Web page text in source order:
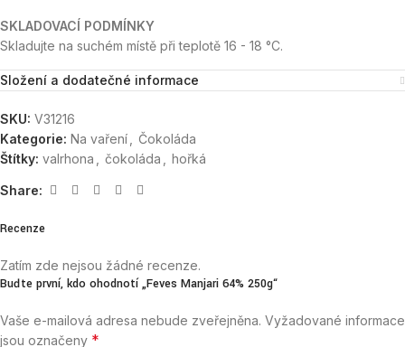
SKLADOVACÍ PODMÍNKY
Skladujte na suchém místě při teplotě 16 - 18 °C.
Složení a dodatečné informace
SKU: V31216
Kategorie: Na vaření
Čokoláda
Štítky: valrhona čokoláda hořká
Share:
Recenze
Zatím zde nejsou žádné recenze.
Buďte první, kdo ohodnotí „Feves Manjari 64% 250g“
Vaše e-mailová adresa nebude zveřejněna. Vyžadované informace
jsou označeny *